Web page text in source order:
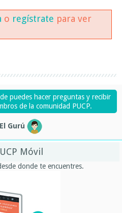
o regístrate para ver
puedes hacer preguntas y recibir
de la comunidad PUCP.
El Gurú
Móvil
donde te encuentres.